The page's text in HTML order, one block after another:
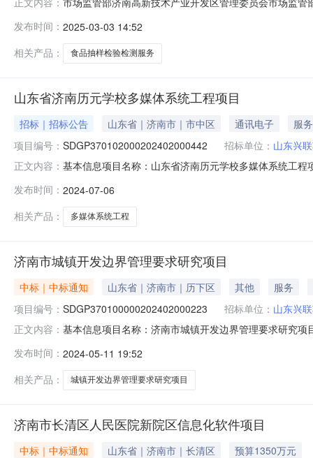
验检测服务项目二、项目终止的原因采购人终止采购计
0531-826
发布时间： 2025-03-03 14:52
相关产品：
食品抽样检验检测服务
山东省济南历元学校多媒体系统工程项目
招标｜招标公告 山东省｜济南市｜市中区 通讯电子
服务
项目编号： SDGP370102000202402000442 招标单位： 山东兴
正文内容： 基本信息项目名称：山东省济南历元学校多媒体系统工
项目联系人：招标四部采购单位地址：济南市市中区经
发布时间： 2024-07-06
相关产品：
多媒体系统工程
济南市城镇开发边界管理要求研究项目
中标｜中标通知 山东省｜济南市｜历下区 其他
服务
项目编号： SDGP370100000202402000223 招标单位： 山东兴
正文内容： 基本信息项目名称：济南市城镇开发边界管理要求研究
目联系人：陈德明采购单位地址：济南市历下区龙鼎大
发布时间： 2024-05-11 19:52
相关产品：
城镇开发边界管理要求研究项目
济南市长清区人民医院新院区信息化软件项目
中标｜中标通知 山东省｜济南市｜长清区
预算1350万元